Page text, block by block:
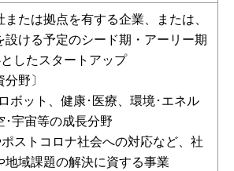
または拠点を有する企業、または、
設ける予定のシード期・アーリー期
したスタートアップ
分野〕
ボット、健康･医療、環境･エネル
･宇宙等の成長分野
ポストコロナ社会への対応など、社
地域課題の解決に資する事業